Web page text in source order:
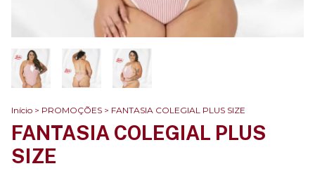
Início > PROMOÇÕES > FANTASIA COLEGIAL PLUS SIZE
FANTASIA COLEGIAL PLUS
SIZE